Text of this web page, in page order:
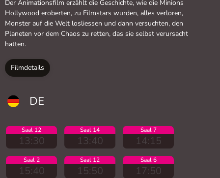
Der Animationsfilm erzählt die Geschichte, wie die Minions
Hollywood eroberten, zu Filmstars wurden, alles verloren,
Monster auf die Welt losliessen und dann versuchten, den
Planeten vor dem Chaos zu retten, das sie selbst verursacht
hatten.
Filmdetails
DE
Saal 12
13:30
Saal 14
13:40
Saal 7
14:15
Saal 2
15:40
Saal 12
15:50
Saal 6
17:50